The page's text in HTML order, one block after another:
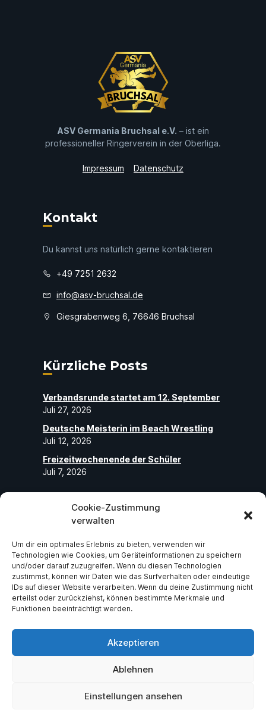
Cookie-Zustimmung
verwalten
Um dir ein optimales Erlebnis zu bieten, verwenden wir
Technologien wie Cookies, um Geräteinformationen zu speichern
und/oder darauf zuzugreifen. Wenn du diesen Technologien
zustimmst, können wir Daten wie das Surfverhalten oder eindeutige
IDs auf dieser Website verarbeiten. Wenn du deine Zustimmung nicht
erteilst oder zurückziehst, können bestimmte Merkmale und
Funktionen beeinträchtigt werden.
Akzeptieren
Ablehnen
Einstellungen ansehen
ASV Germania Bruchsal e.V. – ist ein
professioneller Ringerverein in der Oberliga.
Impressum Datenschutz
Kontakt
Du kannst uns natürlich gerne kontaktieren
+49 7251 2632
info@asv-bruchsal.de
Giesgrabenweg 6, 76646 Bruchsal
Kürzliche Posts
Verbandsrunde startet am 12. September
Juli 27, 2026
Deutsche Meisterin im Beach Wrestling
Juli 12, 2026
Freizeitwochenende der Schüler
Juli 7, 2026
Folge uns
Abonniere unseren Social-Media-Seiten
und folge uns, um die neuesten exklusiven
Neuigkeiten über ASV Germania Bruchsal
e.V zu erhalten.
Facebook
Instagram